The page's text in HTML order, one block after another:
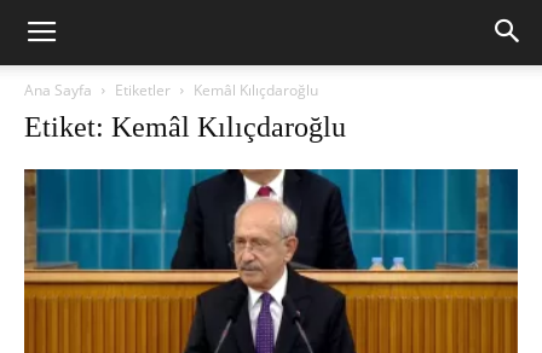
Ana Sayfa Etiketler Kemâl Kılıçdaroğlu
Etiket: Kemâl Kılıçdaroğlu